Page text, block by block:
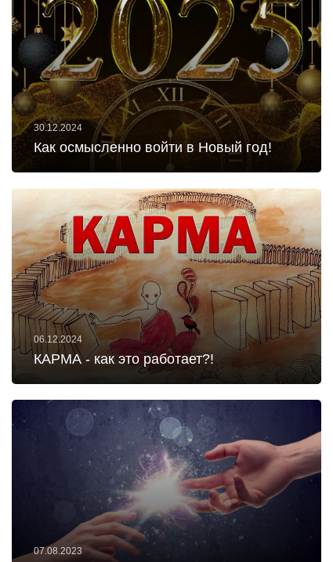
30.12.2024
Как осмысленно войти в Новый год!
06.12.2024
КАРМА - как это работает?!
07.08.2023